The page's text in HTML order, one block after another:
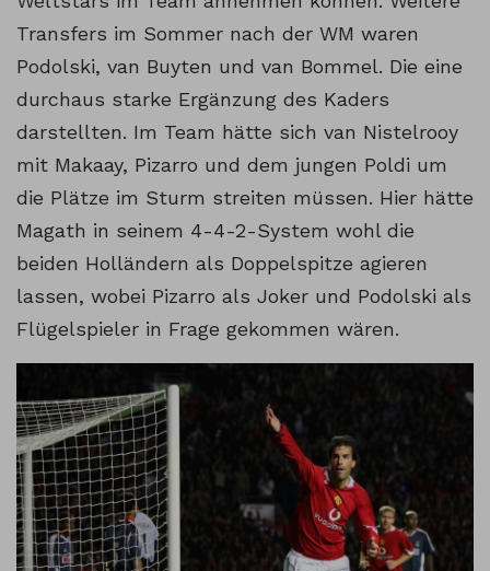
Transfers im Sommer nach der WM waren
Podolski, van Buyten und van Bommel. Die eine
durchaus starke Ergänzung des Kaders
darstellten. Im Team hätte sich van Nistelrooy
mit Makaay, Pizarro und dem jungen Poldi um
die Plätze im Sturm streiten müssen. Hier hätte
Magath in seinem 4-4-2-System wohl die
beiden Holländern als Doppelspitze agieren
lassen, wobei Pizarro als Joker und Podolski als
Flügelspieler in Frage gekommen wären.